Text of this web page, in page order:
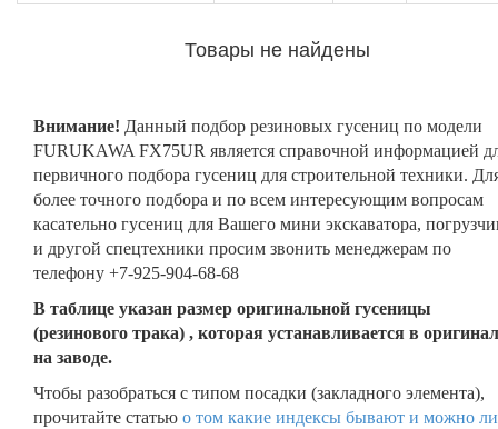
Товары не найдены
Внимание! Данный подбор резиновых гусениц по модели
FURUKAWA FX75UR является справочной информацией
первичного подбора гусениц для строительной техники.
более точного подбора и по всем интересующим вопросам
касательно гусениц для Вашего мини экскаватора,
и другой спецтехники просим звонить менеджерам по
телефону +7-925-904-68-68
В таблице указан размер оригинальной гусеницы
(резинового трака) , которая устанавливается в
на заводе.
Чтобы разобраться с типом посадки (закладного элемента),
прочитайте статью о том какие индексы бывают и можно